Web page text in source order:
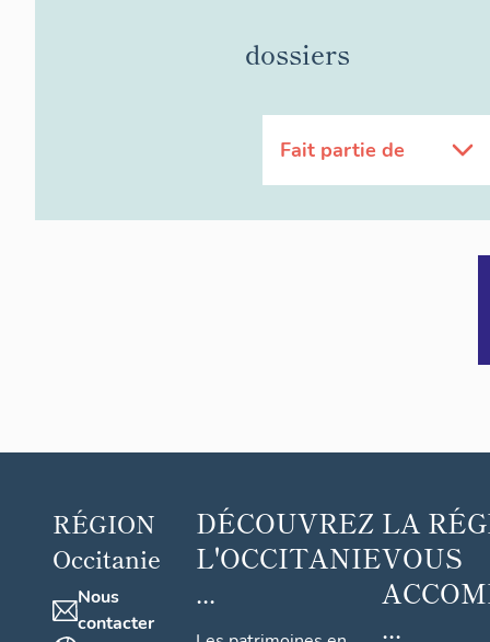
dossiers
Fait partie de
RÉGION
Occitanie
Nous
contacter
DÉCOUVREZ
L'OCCITANIE
...
LA
VOUS
...